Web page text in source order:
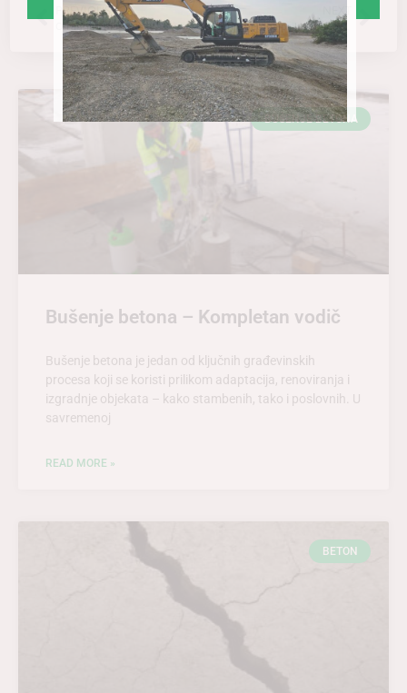
PREVIOUS
O radnim mašinama
NEXT
Bušenje betona prilagođeno Vašim potrebama
BUŠENJE BETONA
Bušenje betona – Kompletan vodič
Bušenje betona je jedan od ključnih građevinskih
procesa koji se koristi prilikom adaptacija, renoviranja i
izgradnje objekata – kako stambenih, tako i poslovnih. U
savremenoj
READ MORE »
BETON